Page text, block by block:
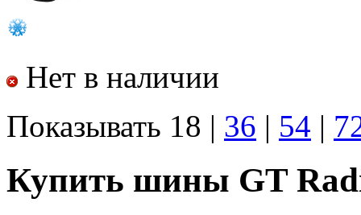
Нет в наличии
Показывать 18 | 36 | 54 |
Купить шины GT